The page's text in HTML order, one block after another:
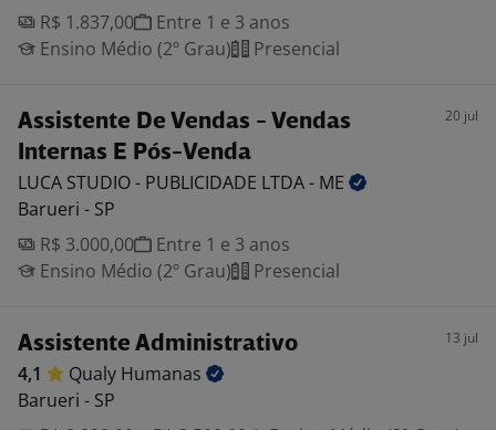
R$ 1.837,00
Entre 1 e 3 anos
Ensino Médio (2º Grau)
Presencial
Assistente De Vendas - Vendas
Internas E Pós-Venda
20 jul
LUCA STUDIO - PUBLICIDADE LTDA - ME
Barueri - SP
R$ 3.000,00
Entre 1 e 3 anos
Ensino Médio (2º Grau)
Presencial
Assistente Administrativo 13 jul
4,1 Qualy Humanas
Barueri - SP